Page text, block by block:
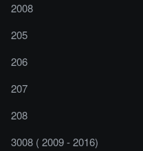
2008
205
206
207
208
3008 ( 2009 - 2016)